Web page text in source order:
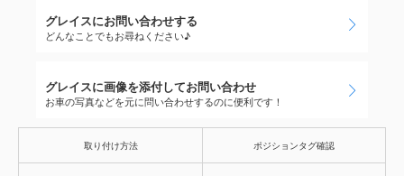
グレイスにお問い合わせする
どんなことでもお尋ねください♪
グレイスに画像を添付してお問い合わせ
お車の写真などを元に問い合わせするのに便利です！
取り付け方法 ポジションタグ確認